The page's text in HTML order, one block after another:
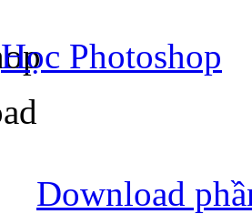
Học Photoshop
Download